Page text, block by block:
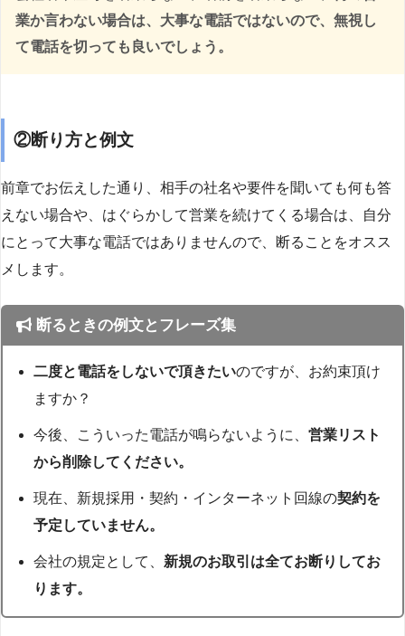
業か言わない場合は、大事な電話ではないので、無視し
て電話を切っても良いでしょう。
②断り方と例文
前章でお伝えした通り、相手の社名や要件を聞いても何も答
えない場合や、はぐらかして営業を続けてくる場合は、自分
にとって大事な電話ではありませんので、断ることをオスス
メします。
断るときの例文とフレーズ集
二度と電話をしないで頂きたいのですが、お約束頂け
ますか？
今後、こういった電話が鳴らないように、営業リスト
から削除してください。
現在、新規採用・契約・インターネット回線の契約を
予定していません。
会社の規定として、 新規のお取引は全てお断りしてお
ります。